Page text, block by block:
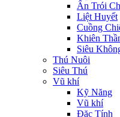
Ấn Trói
Liệt Huyết
Cuồng
Khiên
Siêu
Thú Nuôi
Siêu Thú
Vũ khí
Kỹ Năng
Vũ khí
Đặc Tính